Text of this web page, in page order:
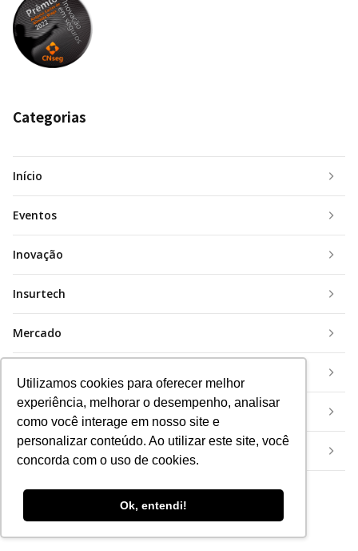
Utilizamos cookies para oferecer melhor
experiência, melhorar o desempenho, analisar
como você interage em nosso site e
personalizar conteúdo. Ao utilizar este site, você
concorda com o uso de cookies.
Ok, entendi!
Categorias
Início
Eventos
Inovação
Insurtech
Mercado
Tecnologia
Vendas
Conteúdos recentes